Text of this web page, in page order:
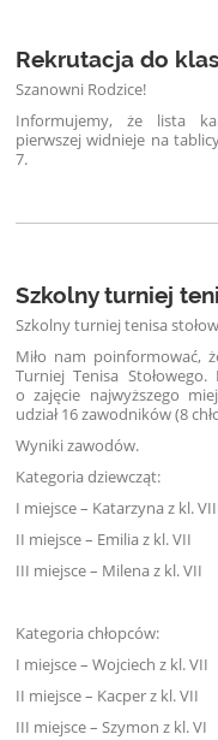
Rekrutacja do
Szanowni Rodzice!
Informujemy, że lista
pierwszej widnieje na
7.
Szkolny turniej
Szkolny turniej tenisa
Miło nam poinformować,
Turniej Tenisa
o zajęcie najwyższego
udział 16 zawodników (8
Wyniki zawodów.
Kategoria dziewcząt:
I miejsce – Katarzyna z kl.
II miejsce – Emilia z kl. VII
III miejsce – Milena z kl. VII
Kategoria chłopców:
I miejsce – Wojciech z kl. VII
II miejsce – Kacper z kl. VII
III miejsce – Szymon z kl. VI